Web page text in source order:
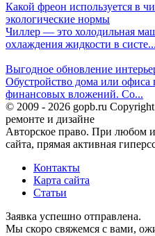
Какой фреон используется в
экологические нормы
Чиллер — это холодильная
охлаждения жидкости в систе...
Выгодное обновление
Обустройство дома или офиса
финансовых вложений. Со...
© 2009 - 2026 gopb.ru Copyright
ремонте и дизайне
Авторское право. При любом
сайта, прямая активная
Контакты
Карта сайта
Статьи
Заявка успешно отправлена.
Мы скоро свяжемся с вами,